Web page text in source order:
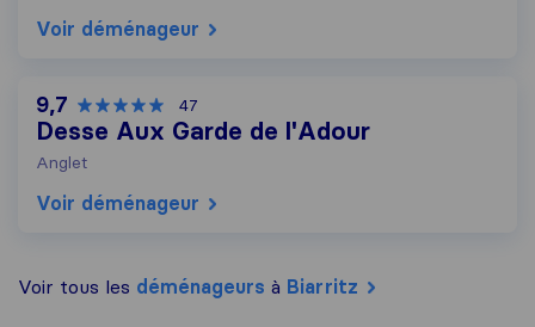
Voir déménageur
9,7 47
Desse Aux Garde de l'Adour
Anglet
Voir déménageur
Voir tous les déménageurs à Biarritz